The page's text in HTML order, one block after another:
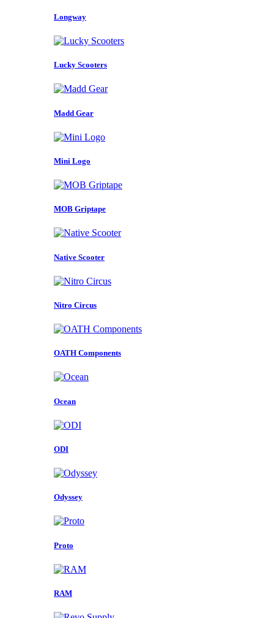
Longway
Lucky Scooters
Madd Gear
Mini Logo
MOB Griptape
Native Scooter
Nitro Circus
OATH Components
Ocean
ODI
Odyssey
Proto
RAM